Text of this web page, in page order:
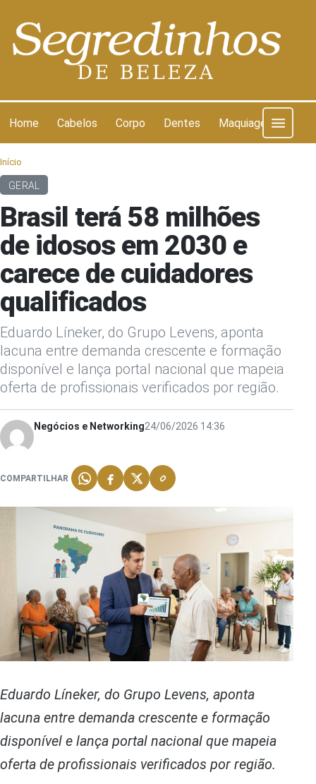
Home Cabelos Corpo Dentes Maquiagem
Início
GERAL
Brasil terá 58 milhões
de idosos em 2030 e
carece de cuidadores
qualificados
Eduardo Líneker, do Grupo Levens, aponta
lacuna entre demanda crescente e formação
disponível e lança portal nacional que mapeia
oferta de profissionais verificados por região.
Negócios e Networking24/06/2026 14:36
COMPARTILHAR
Eduardo Líneker, do Grupo Levens, aponta
lacuna entre demanda crescente e formação
disponível e lança portal nacional que mapeia
oferta de profissionais verificados por região.